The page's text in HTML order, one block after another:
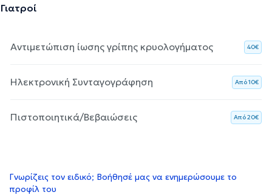
Γιατροί
Αντιμετώπιση ίωσης γρίπης κρυολογήματος 40€
Ηλεκτρονική Συνταγογράφηση Aπό 10€
Πιστοποιητικά/Βεβαιώσεις Aπό 20€
Γνωρίζεις τον ειδικό; Βοήθησέ μας να ενημερώσουμε το
προφίλ του